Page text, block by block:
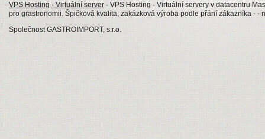
VPS Hosting - Virtuální server - VPS Hosting - Virtuální servery v datacentru
pro grastronomii. Špičková kvalita, zakázková výroba podle přání zákazníka - -
Společnost GASTROIMPORT, s.r.o.